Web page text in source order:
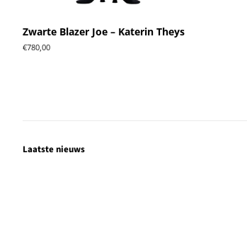
Zwarte Blazer Joe – Katerin Theys
Normale
€780,00
Laatste nieuws